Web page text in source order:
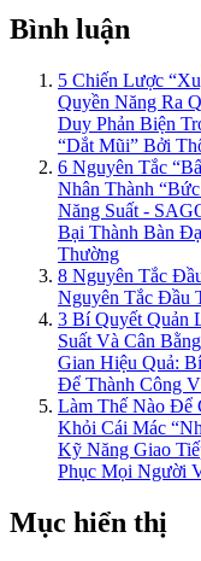
Bình luận
5 Chiến Lược
Quyền Năng Ra
Duy Phản Biện
“Dắt Mũi” Bởi
6 Nguyên Tắc
Nhân Thành
Năng Suất -
Bại Thành Bàn
Thường
8 Nguyên Tắc
Nguyên Tắc Đầu
3 Bí Quyết Quản
Suất Và Cân
Gian Hiệu Quả:
Để Thành Công
Làm Thế Nào Để
Khỏi Cái Mác
Kỹ Năng Giao
Phục Mọi Người
Mục hiển thị